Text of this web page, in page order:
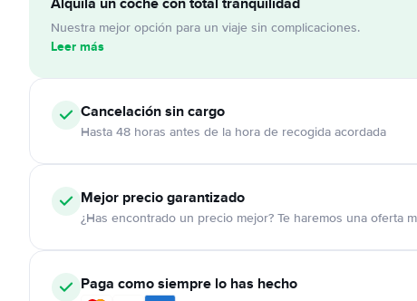
Nuestra mejor opción para un viaje sin complicaciones.
Leer más
Cancelaciónsin cargo
Hasta 48 horas antes de la hora de recogida acordada
Mejor precio garantizado
¿Has encontrado un precio mejor? Te haremos una oferta
Paga como siempre lo has hecho